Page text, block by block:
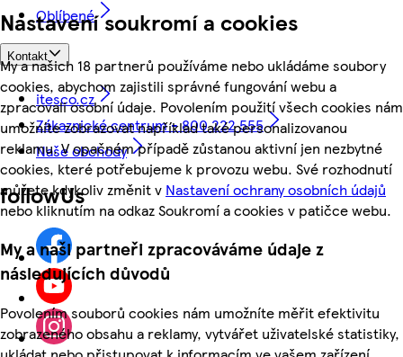
Nastavení soukromí a cookies
My a našich 18 partnerů používáme nebo ukládáme soubory
cookies, abychom zajistili správné fungování webu a
zpracovali osobní údaje. Povolením použití všech cookies nám
umožníte zobrazovat například také personalizovanou
reklamu. V opačném případě zůstanou aktivní jen nezbytné
cookies, které potřebujeme k provozu webu. Své rozhodnutí
můžete kdykoliv změnit v Nastavení ochrany osobních údajů
nebo kliknutím na odkaz Soukromí a cookies v patičce webu.
My a naši partneři zpracováváme údaje z
následujících důvodů
Povolením souborů cookies nám umožníte měřit efektivitu
zobrazeného obsahu a reklamy, vytvářet uživatelské statistiky,
Oblíbené
Kontakt
itesco.cz
Zákaznické centrum - 800 222 555
Naše obchody
followUs